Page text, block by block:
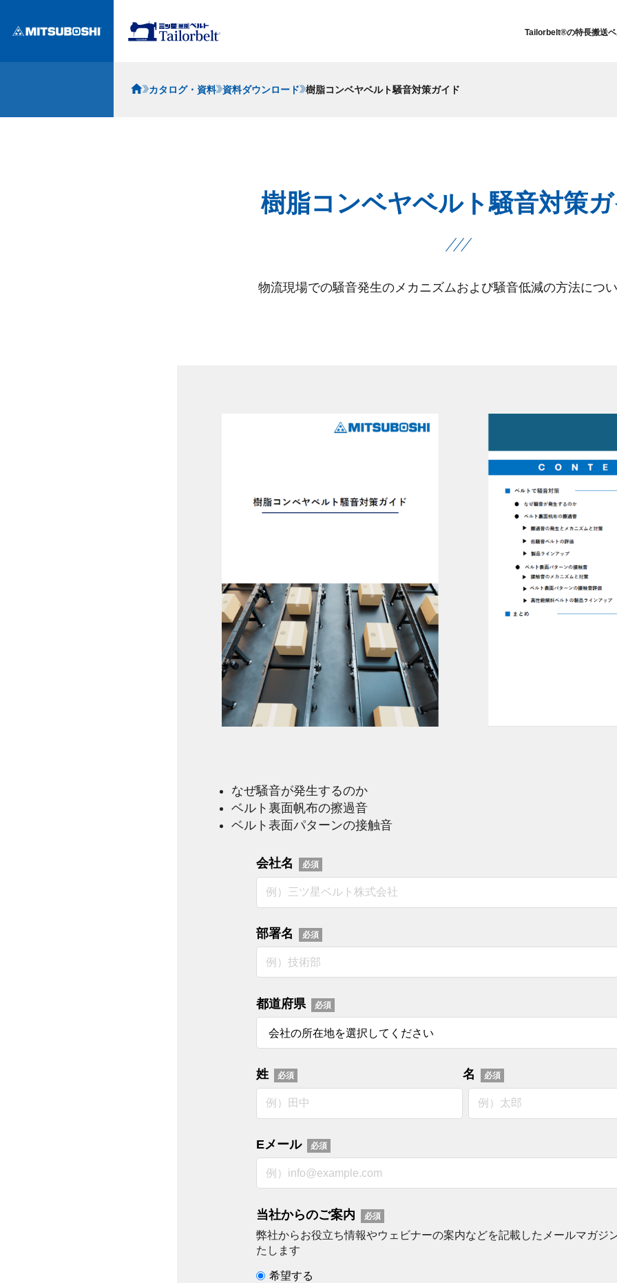
Tailorbelt®の特長搬送
カタログ・資料 資料ダウンロード 樹脂コンベヤベルト騒音対策ガイド
樹脂コンベヤベルト騒音対策
物流現場での騒音発生のメカニズムおよび騒音低減の方法につい
なぜ騒音が発生するのか
ベルト裏面帆布の擦過音
ベルト表面パターンの接触音
会社名
部署名
都道府県
姓 名
Eメール
当社からのご案内
弊社からお役立ち情報やウェビナーの案内などを記載したメールマガジ
たします
希望する